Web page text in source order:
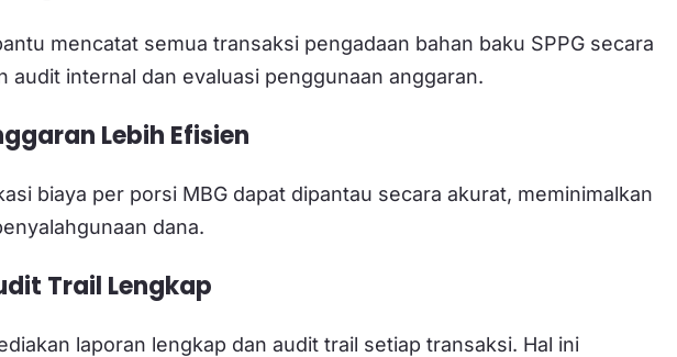
mencatat semua transaksi pengadaan bahan baku SPPG secara
audit internal dan evaluasi penggunaan anggaran.
Lebih Efisien
biaya per porsi MBG dapat dipantau secara akurat, meminimalkan
dana.
Trail Lengkap
laporan lengkap dan audit trail setiap transaksi. Hal ini